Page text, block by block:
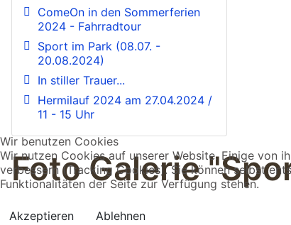
Foto Galerie
ComeOn in den Sommerferien
2024 - Fahrradtour
Sport im Park (08.07. -
20.08.2024)
In stiller Trauer...
Hermilauf 2024 am 27.04.2024 /
11 - 15 Uhr
Wir benutzen Cookies
Wir nutzen Cookies auf unserer Website. Einige von
verbessern (Tracking Cookies). Sie können selbst
Funktionalitäten der Seite zur Verfügung stehen.
Akzeptieren
Ablehnen